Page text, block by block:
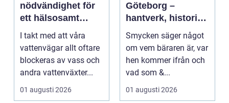
nödvändighet för
ett hälsosamt
vattenlandskap
I takt med att våra
vattenvägar allt oftare
blockeras av vass och
andra vattenväxter...
01 augusti 2026
Göteborg –
hantverk, historia
och personligt
uttryck
Smycken säger något
om vem bäraren är, var
hen kommer ifrån och
vad som &...
01 augusti 2026